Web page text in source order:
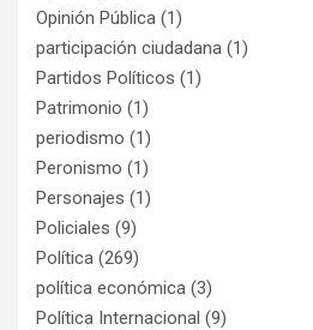
Opinión Pública (1)
participación ciudadana (1)
Partidos Políticos (1)
Patrimonio (1)
periodismo (1)
Peronismo (1)
Personajes (1)
Policiales (9)
Política (269)
política económica (3)
Política Internacional (9)